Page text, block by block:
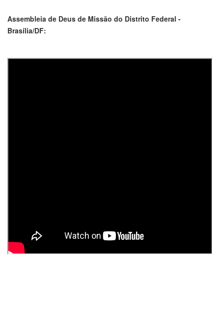
Assembleia de Deus de Missão do Distrito Federal -
Brasília/DF: